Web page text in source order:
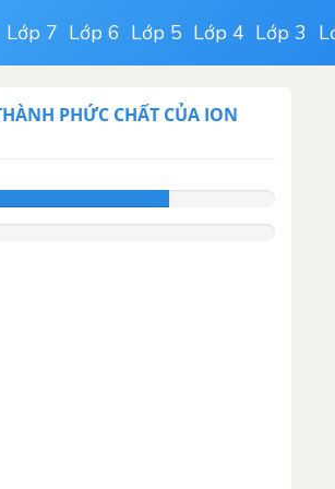
Lớp 7 Lớp 6 Lớp 5 Lớp 4 Lớp 3
PHỨC CHẤT CỦA ION